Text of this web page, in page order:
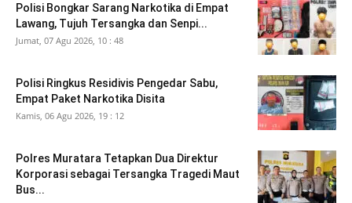
Polisi Bongkar Sarang Narkotika di Empat
Lawang, Tujuh Tersangka dan Senpi...
Jumat, 07 Agu 2026, 10 : 48
Polisi Ringkus Residivis Pengedar Sabu,
Empat Paket Narkotika Disita
Kamis, 06 Agu 2026, 19 : 12
Polres Muratara Tetapkan Dua Direktur
Korporasi sebagai Tersangka Tragedi Maut
Bus...